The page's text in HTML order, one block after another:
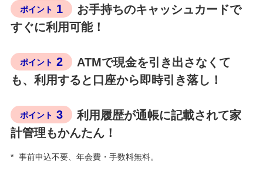
みずほ銀行で始めるキャッシュレス
みずほダイレクト
みずほマイレージクラブ
ポイント 1
お手持ちのキャッシュカードで
すぐに利用可能！
ポイント 2
ATMで現金を引き出さなくて
も、利用すると口座から即時引き落し！
ポイント 3
利用履歴が通帳に記載されて家
計管理もかんたん！
* 事前申込不要、年会費・手数料無料。